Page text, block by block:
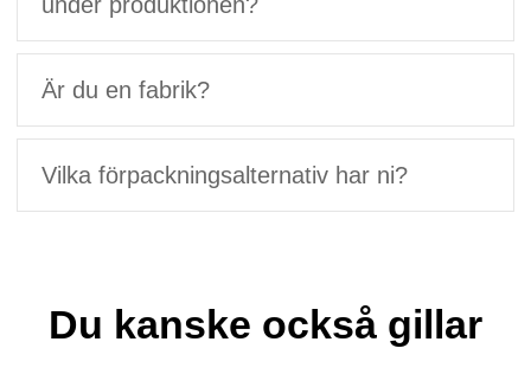
Är du en fabrik?
Vilka förpackningsalternativ har ni?
Du kanske också gillar